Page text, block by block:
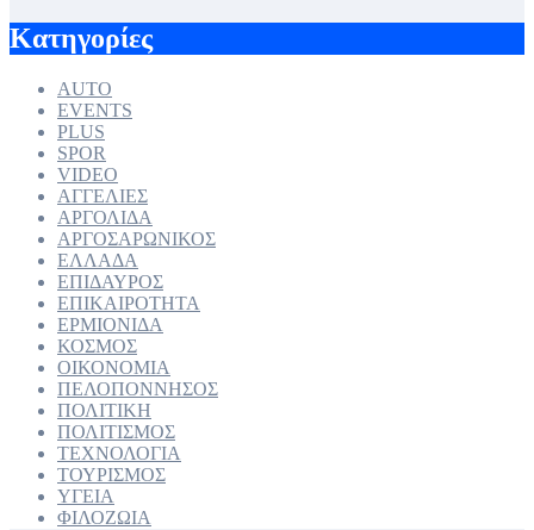
Kατηγορίες
AUTO
EVENTS
PLUS
SPOR
VIDEO
ΑΓΓΕΛΙΕΣ
ΑΡΓΟΛΙΔΑ
ΑΡΓΟΣΑΡΩΝΙΚΟΣ
ΕΛΛΑΔΑ
ΕΠΙΔΑΥΡΟΣ
ΕΠΙΚΑΙΡΟΤΗΤΑ
ΕΡΜΙΟΝΙΔΑ
ΚΟΣΜΟΣ
ΟΙΚΟΝΟΜΙΑ
ΠΕΛΟΠΟΝΝΗΣΟΣ
ΠΟΛΙΤΙΚΗ
ΠΟΛΙΤΙΣΜΟΣ
ΤΕΧΝΟΛΟΓΙΑ
ΤΟΥΡΙΣΜΟΣ
ΥΓΕΙΑ
ΦΙΛΟΖΩΙΑ